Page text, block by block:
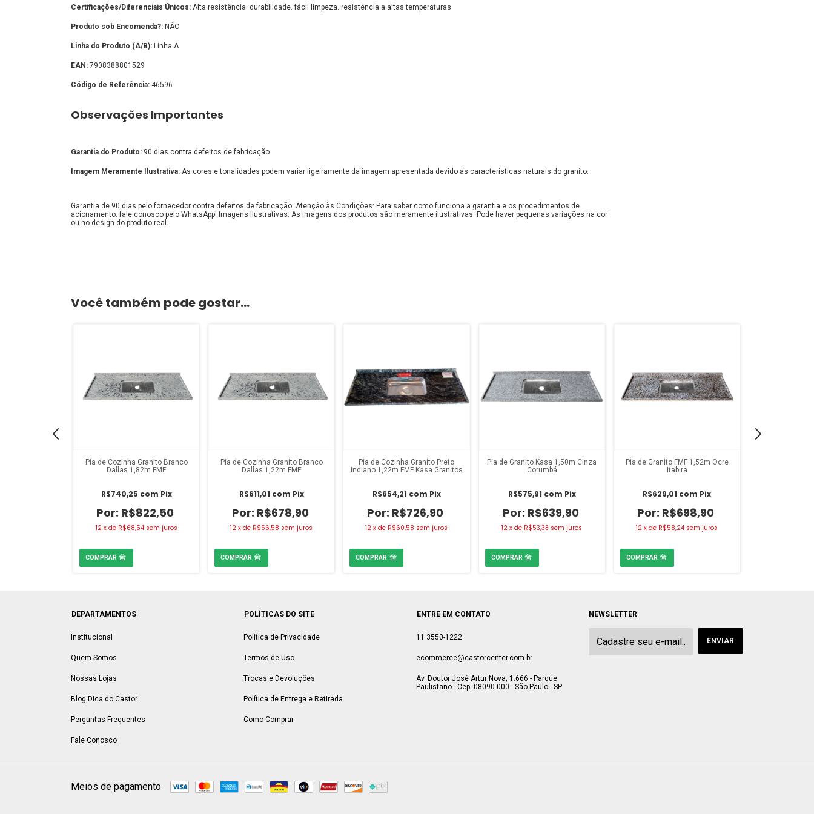
Certificações/Diferenciais Únicos: Alta resistência. durabilidade. fácil limpeza. resistência a altas temperaturas
Produto sob Encomenda?: NÃO
Linha do Produto (A/B): Linha A
EAN: 7908388801529
Código de Referência: 46596
Observações Importantes
Garantia do Produto: 90 dias contra defeitos de fabricação.
Imagem Meramente Ilustrativa: As cores e tonalidades podem variar ligeiramente da imagem apresentada devido às características naturais do granito.
Garantia de 90 dias pelo fornecedor contra defeitos de fabricação. Atenção às Condições: Para saber como funciona a garantia e os procedimentos de
acionamento. fale conosco pelo WhatsApp! Imagens Ilustrativas: As imagens dos produtos são meramente ilustrativas. Pode haver pequenas variações na cor
ou no design do produto real.
Você também pode gostar...
Pia de Cozinha Granito Branco
Dallas 1,82m FMF
R$822,50
R$740,25 com Pix
12 x de R$68,54 sem juros
Pia de Cozinha Granito Branco
Dallas 1,22m FMF
R$678,90
R$611,01 com Pix
12 xde R$56,58 sem juros
Pia de Cozinha Granito Preto
Indiano 1,22m FMF Kasa Granitos
R$726,90
R$654,21 com Pix
12 xde R$60,58 sem juros
Pia de Granito Kasa 1,50m Cinza
Corumb
R$639,90
R$575,91 com Pix
12 xde R$53,33 sem juros
Pia de Granito FMF 1,52m Ocre
Itabira
R$698,90
R$629,01 com Pix
12 xde R$58,24 sem juros
DEPARTAMENTOS
Institucional
Quem Somos
Nossas Lojas
Blog Dica do Castor
Perguntas Frequentes
Fale Conosco
POLÍTICAS DO SITE
Política de Privacidade
Termos de Uso
Trocas e Devoluções
Política de Entrega e Retirada
Como Comprar
ENTRE EM CONTATO
11 3550-1222
ecommerce@castorcenter.com.br
Av. Doutor José Artur Nova, 1.666 - Parque
Paulistano - Cep: 08090-000 - São Paulo - SP
NEWSLETTER
Meios de pagamento